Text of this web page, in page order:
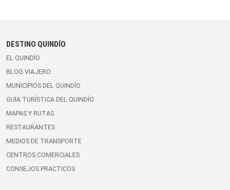
DESTINO QUINDÍO
EL QUINDÍO
BLOG VIAJERO
MUNICIPIOS DEL QUINDÍO
GUÍA TURÍSTICA DEL QUINDÍO
MAPAS Y RUTAS
RESTAURANTES
MEDIOS DE TRANSPORTE
CENTROS COMERCIALES
CONSEJOS PRACTICOS